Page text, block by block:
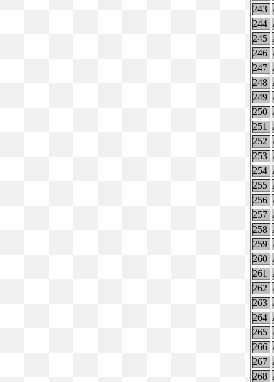
243
244
245
246
247
248
249
250
251
252
253
254
255
256
257
258
259
260
261
262
263
264
265
266
267
268